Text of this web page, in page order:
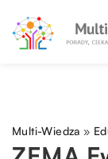
Multi-Wiedza »